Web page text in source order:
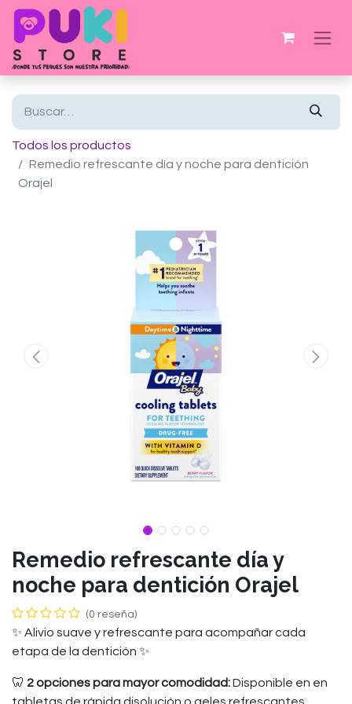
Todos los productos
Remedio refrescante día y noche para dentición
Orajel
Remedio refrescante día y
noche para dentición Orajel
(0 reseña)
✨ Alivio suave y refrescante para acompañar cada
etapa de la dentición ✨
🦷 2 opciones para mayor comodidad:Disponible en en
tabletas de rápida disolución o geles refrescantes